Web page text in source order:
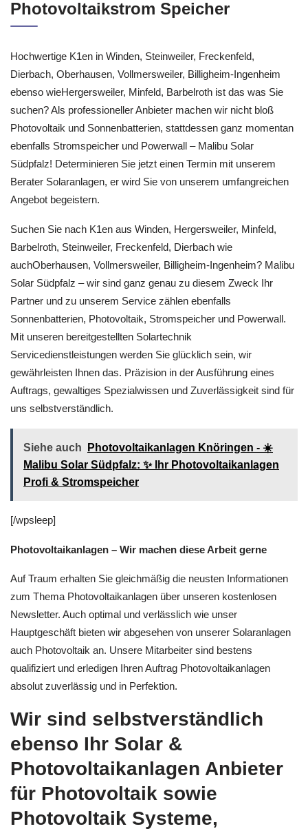
Photovoltaikstrom Speicher
Hochwertige K1en in Winden, Steinweiler, Freckenfeld,
Dierbach, Oberhausen, Vollmersweiler, Billigheim-Ingenheim
ebenso wieHergersweiler, Minfeld, Barbelroth ist das was Sie
suchen? Als professioneller Anbieter machen wir nicht bloß
Photovoltaik und Sonnenbatterien, stattdessen ganz momentan
ebenfalls Stromspeicher und Powerwall – Malibu Solar
Südpfalz! Determinieren Sie jetzt einen Termin mit unserem
Berater Solaranlagen, er wird Sie von unserem umfangreichen
Angebot begeistern.
Suchen Sie nach K1en aus Winden, Hergersweiler, Minfeld,
Barbelroth, Steinweiler, Freckenfeld, Dierbach wie
auchOberhausen, Vollmersweiler, Billigheim-Ingenheim? Malibu
Solar Südpfalz – wir sind ganz genau zu diesem Zweck Ihr
Partner und zu unserem Service zählen ebenfalls
Sonnenbatterien, Photovoltaik, Stromspeicher und Powerwall.
Mit unseren bereitgestellten Solartechnik
Servicedienstleistungen werden Sie glücklich sein, wir
gewährleisten Ihnen das. Präzision in der Ausführung eines
Auftrags, gewaltiges Spezialwissen und Zuverlässigkeit sind für
uns selbstverständlich.
Siehe auch
Photovoltaikanlagen Knöringen - ☀️
Malibu Solar Südpfalz: ✨ Ihr Photovoltaikanlagen
Profi & Stromspeicher
[/wpsleep]
Photovoltaikanlagen – Wir machen diese Arbeit gerne
Auf Traum erhalten Sie gleichmäßig die neusten Informationen
zum Thema Photovoltaikanlagen über unseren kostenlosen
Newsletter. Auch optimal und verlässlich wie unser
Hauptgeschäft bieten wir abgesehen von unserer Solaranlagen
auch Photovoltaik an. Unsere Mitarbeiter sind bestens
qualifiziert und erledigen Ihren Auftrag Photovoltaikanlagen
absolut zuverlässig und in Perfektion.
Wir sind selbstverständlich
ebenso Ihr Solar &
Photovoltaikanlagen Anbieter
für Photovoltaik sowie
Photovoltaik Systeme,